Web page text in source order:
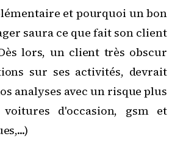
et pourquoi un bon
saura ce que fait son client
lors, un client très obscur
sur ses activités, devrait
analyses avec un risque plus
d'occasion, gsm et